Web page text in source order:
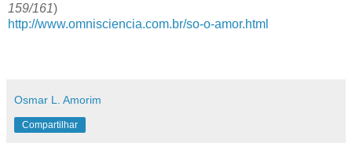
159/161)
http://www.omnisciencia.com.br/so-o-amor.html
Osmar L. Amorim
Compartilhar